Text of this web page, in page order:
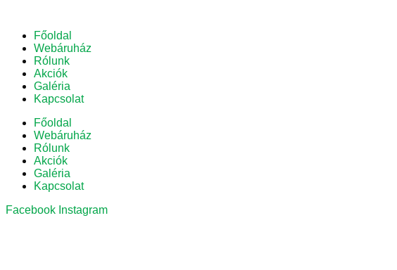
Főoldal
Webáruház
Rólunk
Akciók
Galéria
Kapcsolat
Főoldal
Webáruház
Rólunk
Akciók
Galéria
Kapcsolat
Facebook Instagram